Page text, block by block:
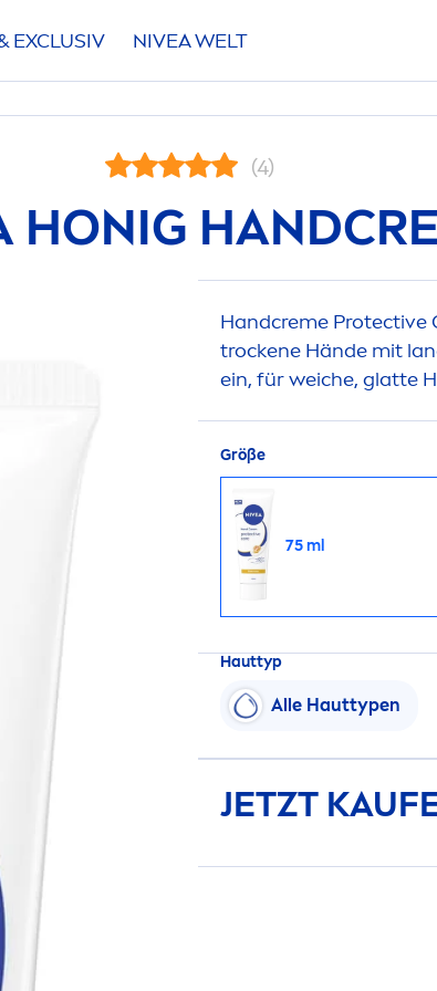
EXCLUSIV NIVEAWELT
(4)
HONIG HAND
Handcreme Protective
trockene Hände mit
ein, für weiche, glatte
Größe
75 ml
Hauttyp
Alle Hauttypen
JETZT